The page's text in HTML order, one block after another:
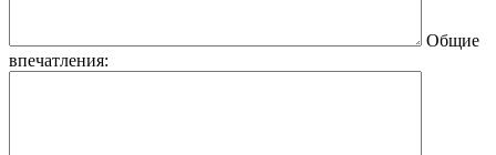
Общие
впечатления: